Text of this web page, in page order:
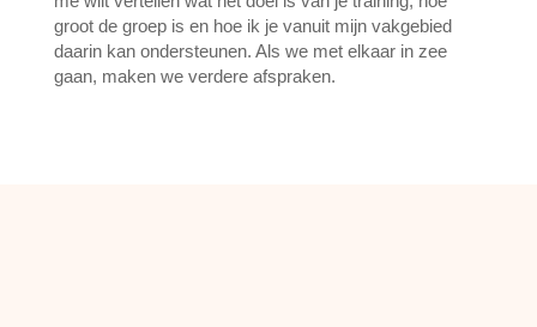
groot de groep is en hoe ik je vanuit mijn vakgebied
daarin kan ondersteunen. Als we met elkaar in zee
gaan, maken we verdere afspraken.